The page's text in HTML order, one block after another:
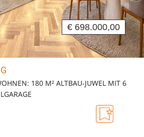
€ 698.000,00
180 M² ALTBAU-JUWEL MIT 6